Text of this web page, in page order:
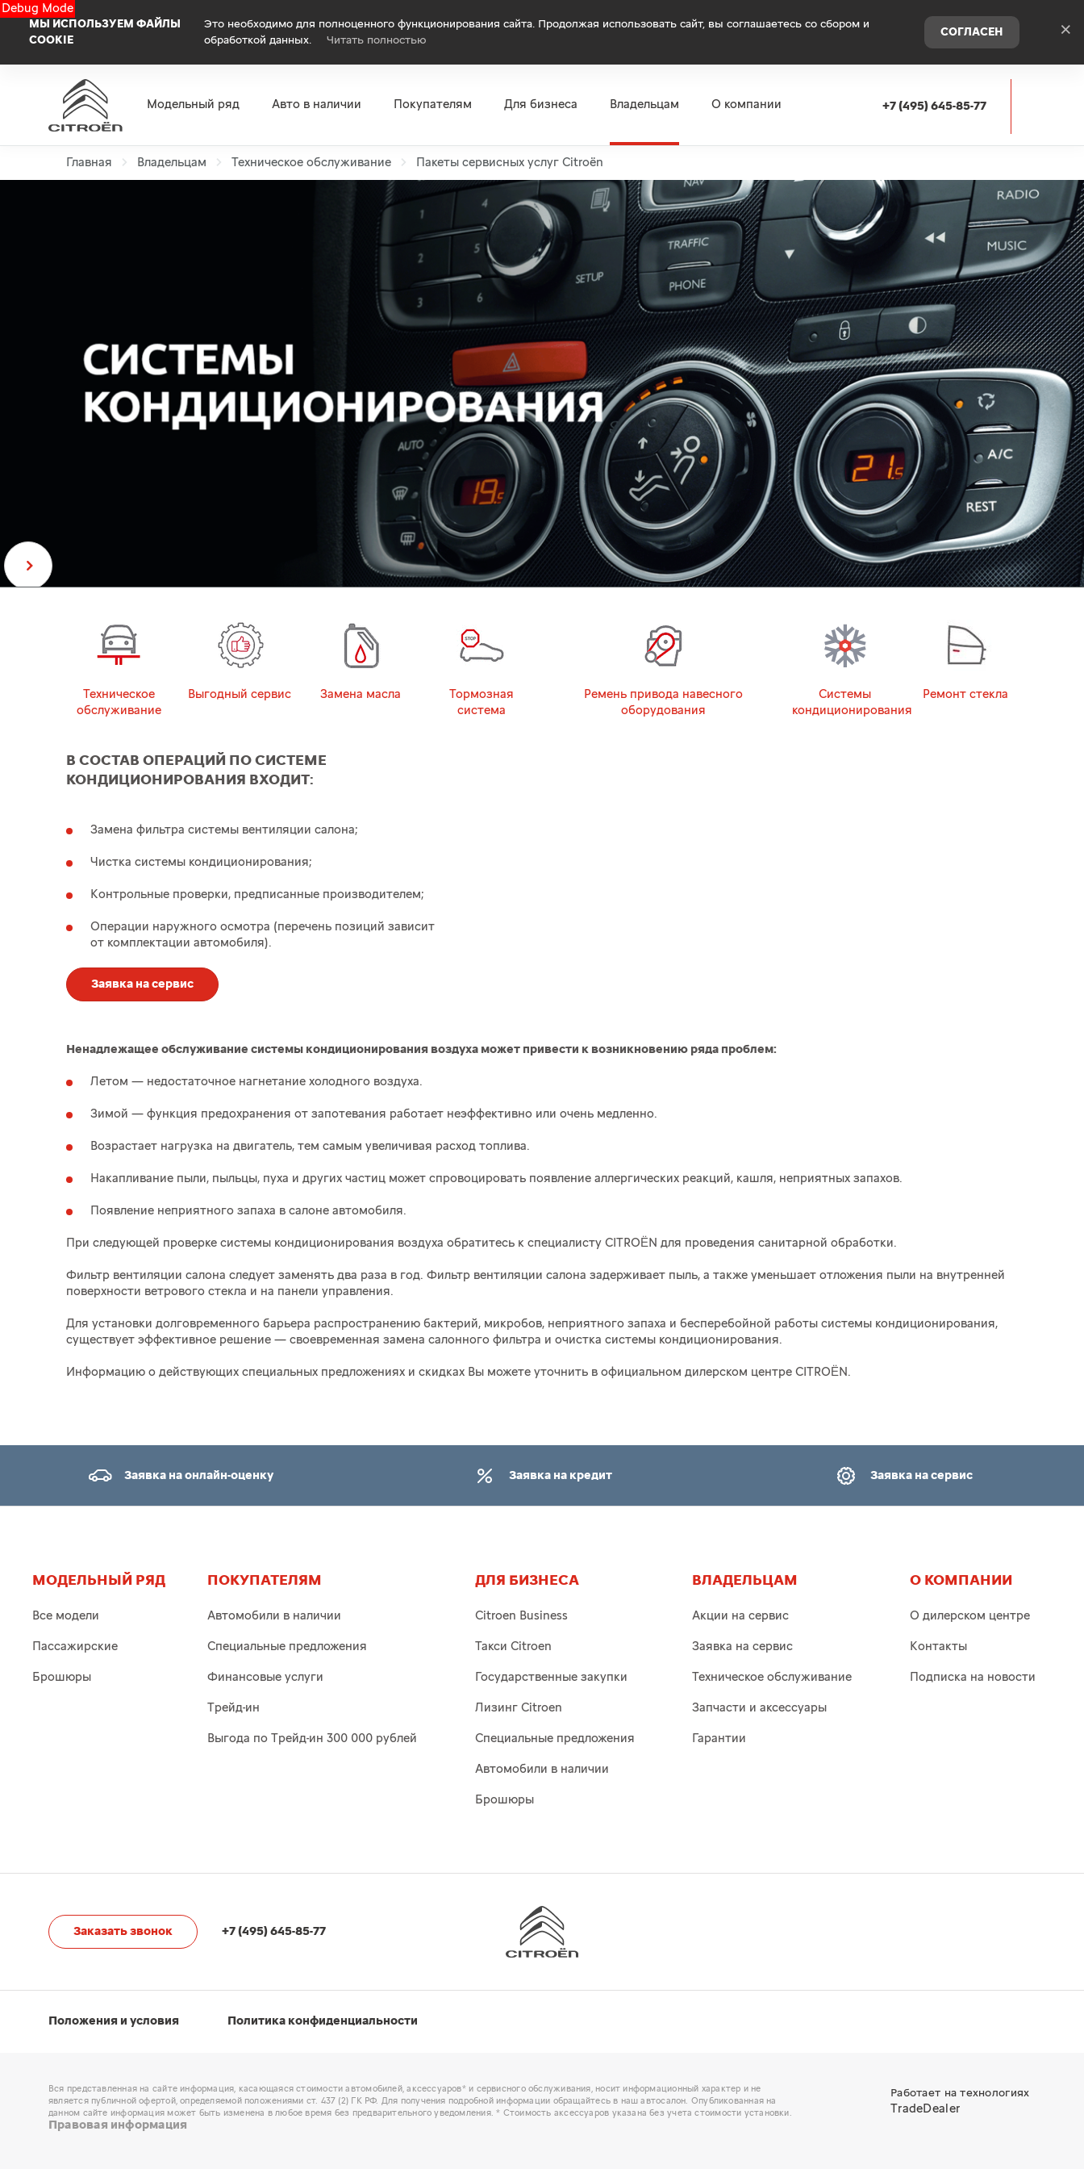
Debug Mode
МЫ ИСПОЛЬЗУЕМ ФАЙЛЫ
COOKIE
Это необходимо для полноценного функционирования сайта. Продолжая использовать сайт, вы соглашаетесь со сбором и
обработкой данных.
Читать полностью
СОГЛАСЕН ×
Модельный ряд Авто в наличии Покупателям Для бизнеса Владельцам О компании +7 (495) 645-85-77
Главная Владельцам Техническое обслуживание Пакеты сервисных услуг Citroёn
Техническое
обслуживание
Выгодный сервис Замена масла
Тормозная
система
Ремень привода навесного
оборудования
Системы
кондиционирования
Ремонт стекла
В СОСТАВ ОПЕРАЦИЙ ПО СИСТЕМЕ
КОНДИЦИОНИРОВАНИЯ ВХОДИТ:
Замена фильтра системы вентиляции салона;
Чистка системы кондиционирования;
Контрольные проверки, предписанные производителем;
Операции наружного осмотра (перечень позиций зависит
от комплектации автомобиля).
Заявка на сервис
Ненадлежащее обслуживание системы кондиционирования воздуха может привести к возникновению ряда проблем:
Летом — недостаточное нагнетание холодного воздуха.
Зимой — функция предохранения от запотевания работает неэффективно или очень медленно.
Возрастает нагрузка на двигатель, тем самым увеличивая расход топлива.
Накапливание пыли, пыльцы, пуха и других частиц может спровоцировать появление аллергических реакций, кашля, неприятных запахов.
Появление неприятного запаха в салоне автомобиля.
При следующей проверке системы кондиционирования воздуха обратитесь к специалисту CITROËN для проведения санитарной обработки.
Фильтр вентиляции салона следует заменять два раза в год. Фильтр вентиляции салона задерживает пыль, а также уменьшает отложения пыли на внутренней
поверхности ветрового стекла и на панели управления.
Для установки долговременного барьера распространению бактерий, микробов, неприятного запаха и бесперебойной работы системы кондиционирования,
существует эффективное решение — своевременная замена салонного фильтра и очистка системы кондиционирования.
Информацию о действующих специальных предложениях и скидках Вы можете уточнить в официальном дилерском центре CITROËN.
Заявка на онлайн-оценку Заявка на кредит Заявка на сервис
МОДЕЛЬНЫЙ РЯД
Все модели
Пассажирские
Брошюры
ПОКУПАТЕЛЯМ
Автомобили в наличии
Специальные предложения
Финансовые услуги
Трейд-ин
Выгода по Трейд-ин 300 000 рублей
ДЛЯ БИЗНЕСА
Citroen Business
Такси Citroen
Государственные закупки
Лизинг Citroen
Специальные предложения
Автомобили в наличии
Брошюры
ВЛАДЕЛЬЦАМ
Акции на сервис
Заявка на сервис
Техническое обслуживание
Запчасти и аксессуары
Гарантии
О КОМПАНИИ
О дилерском центре
Контакты
Подписка на новости
+7 (495) 645-85-77
Заказать звонок
Положения и условия Политика конфиденциальности
Вся представленная на сайте информация, касающаяся стоимости автомобилей, аксессуаров* и сервисного обслуживания, носит информационный характер и не
является публичной офертой, определяемой положениями ст. 437 (2) ГК РФ. Для получения подробной информации обращайтесь в наш автосалон. Опубликованная на
данном сайте информация может быть изменена в любое время без предварительного уведомления. * Стоимость аксессуаров указана без учета стоимости установки.
Правовая информация
Работает на технологиях
TradeDealer